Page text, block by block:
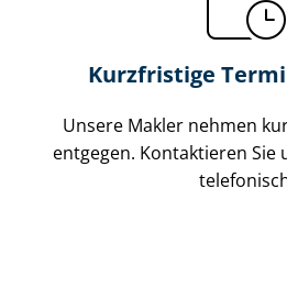
Kurzfristige
Unsere Makler nehmen
entgegen. Kontaktieren